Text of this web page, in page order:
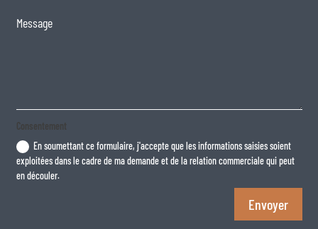
Consentement
En soumettant ce formulaire, j'accepte que les informations saisies soient
exploitées dans le cadre de ma demande et de la relation commerciale qui peut
en découler.
Envoyer